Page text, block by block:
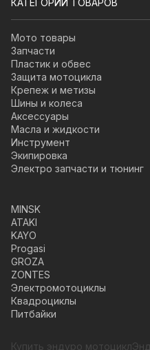
КАТЕГОРИИ ТОВАРОВ
Мото товары
Запчасти
Пластик и обвес
Защита мотоцикла
Крепеж и метизы
Шины и колеса
Аксессуары
Масла и жидкости
Инструмент
Экипировка
Электро запчасти и тюнинг
MINSK
ATAKI
KAYO
Progasi
GROZA
ZONTES
Электромотоциклы
Квадроциклы
Питбайки
Купить эндуро мотоцикл